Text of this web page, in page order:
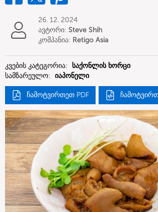
26. 12. 2024
ავტორი: Steve Shih
კომპანია: Retigo Asia
კვების კატეგორია: საქონლის ხორცი
სამზარეულო: იაპონელი
ჩამოტვირთეთ PDF